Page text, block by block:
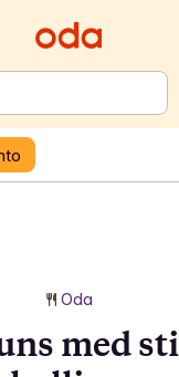
Oda
med